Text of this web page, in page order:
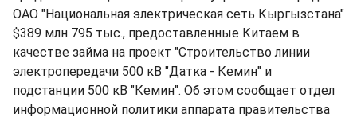
ОАО "Национальная электрическая сеть Кыргызстана"
$389 млн 795 тыс., предоставленные Китаем в
качестве займа на проект "Строительство линии
электропередачи 500 кВ "Датка - Кемин" и
подстанции 500 кВ "Кемин". Об этом сообщает отдел
информационной политики аппарата правительства